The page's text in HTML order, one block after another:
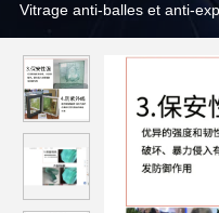
Vitrage anti-balles et anti-